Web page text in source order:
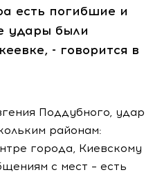
есть погибшие и
удары были
- говорится в
Поддубного, удар
районам:
города, Киевскому
с мест – есть